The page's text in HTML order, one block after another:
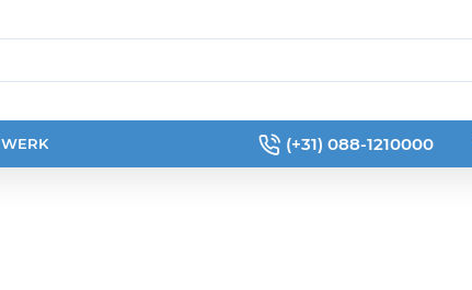
WERK (+31) 088-1210000